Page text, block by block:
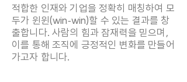
적합한 인재와 기업을 정확히 매칭하여 모
두가 윈윈(win‑win)할 수 있는 결과를 창
출합니다. 사람의 힘과 잠재력을 믿으며,
이를 통해 조직에 긍정적인 변화를 만들어
가고자 합니다.